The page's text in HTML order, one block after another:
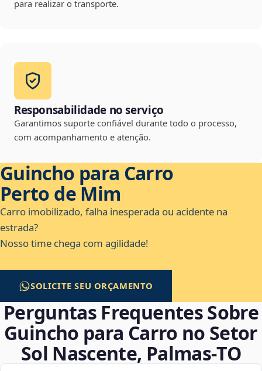
para realizar o transporte.
Responsabilidade no serviço
Garantimos suporte confiável durante todo o processo,
com acompanhamento e atenção.
Guincho para Carro
Perto de Mim
Carro imobilizado, falha inesperada ou acidente na
estrada?
Nosso time chega com agilidade!
SOLICITE SEU ORÇAMENTO
Perguntas Frequentes Sobre
Guincho para Carro no Setor
Sol Nascente, Palmas‑TO